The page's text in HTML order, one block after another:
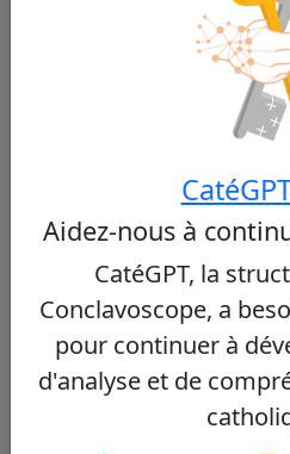
Réseau et poids au sein
Bien qu'il dispose de
Curie et parmi les
influence semble limitée
étendus de certains autres
pourrait néanmoins
cardinaux souhaitant un
Pour approfondir :
Inside the Vatican
'traditional' - but not
Revue de presse : De quel
Aidez-nous à
CatéGPT, la
Conclavoscope, a
pour continuer à
d'analyse et de